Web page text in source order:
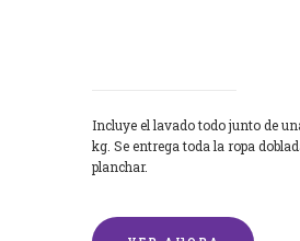
Incluye el lavado todo junto de
kg. Se entrega toda la ropa
planchar.